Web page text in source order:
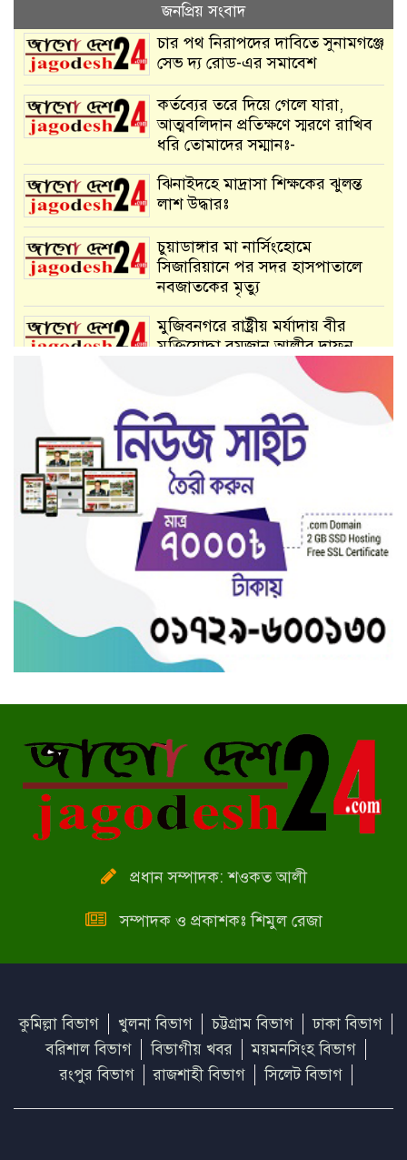
জনপ্রিয় সংবাদ
চার পথ নিরাপদের দাবিতে সুনামগঞ্জে
সেভ দ্য রোড-এর সমাবেশ
কর্তব্যের তরে দিয়ে গেলে যারা,
আত্মবলিদান প্রতিক্ষণে স্মরণে রাখিব
ধরি তোমাদের সম্মানঃ-
ঝিনাইদহে মাদ্রাসা শিক্ষকের ঝুলন্ত
লাশ উদ্ধারঃ
চুয়াডাঙ্গার মা নার্সিংহোমে
সিজারিয়ানে পর সদর হাসপাতালে
নবজাতকের মৃত্যু
মুজিবনগরে রাষ্ট্রীয় মর্যাদায় বীর
মুক্তিযোদ্ধা রমজান আলীর দাফন
মুজিবনগরে রাস্তার রাজা মাটিবাহী
ট্রাক্টর,সড়ক যেন মরনফাঁদ
গাংনীতে মুক্তিযোদ্ধাদের হয়রানী
বন্ধসহ ১০ দফা দাবীতে মানববন্ধন
গাংনীর চেংগাড়া গ্রামে ঐতিহ্যবাহী
গ্রামীন খেলাধুলা অনুষ্ঠিত
মেহেরপুরে মিনি নাইট ক্রিকেট
স্বাধীনতার মাস শুরু
প্রধান সম্পাদক: শওকত আলী
সম্পাদক ও প্রকাশকঃ শিমুল রেজা
কুমিল্লা বিভাগ খুলনা বিভাগ চট্টগ্রাম বিভাগ
ঢাকা বিভাগ
বরিশাল বিভাগ
বিভাগীয় খবর
ময়মনসিংহ বিভাগ
রংপুর বিভাগ
রাজশাহী বিভাগ সিলেট বিভাগ